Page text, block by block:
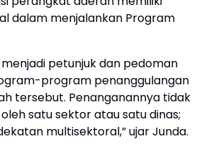
dalam menjalankan Program
menjadi petunjuk dan pedoman
program penanggulangan
tersebut. Penanganannya tidak
satu sektor atau satu dinas;
multisektoral,” ujar Junda.